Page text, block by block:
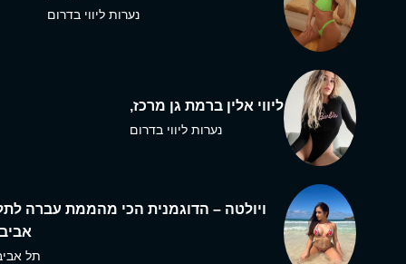
נערות ליווי בדרום
ליווי אלין ברמת גן מרכז,
נערות ליווי בדרום
ויולטה – הדוגמנית הכי מהממת עברה
תל